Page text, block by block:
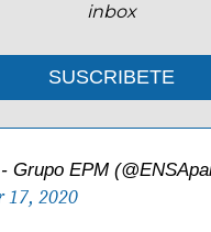
inbox
SUSCRIBETE
Grupo EPM
17, 2020